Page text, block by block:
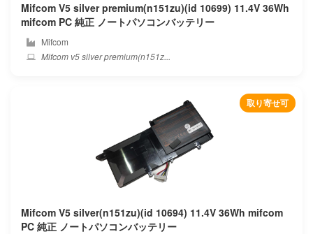
Mifcom V5 silver premium(n151zu)(id 10699) 11.4V 36Wh
mifcom PC 純正 ノートパソコンバッテリー
Mifcom
Mifcom v5 silver premium(n151z...
取り寄せ可
Mifcom V5 silver(n151zu)(id 10694) 11.4V 36Wh mifcom
PC 純正 ノートパソコンバッテリー